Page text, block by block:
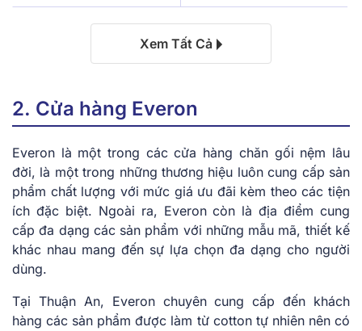
Xem Tất Cả
2. Cửa hàng Everon
Everon là một trong các cửa hàng chăn gối nệm lâu
đời, là một trong những thương hiệu luôn cung cấp sản
phẩm chất lượng với mức giá ưu đãi kèm theo các tiện
ích đặc biệt. Ngoài ra, Everon còn là địa điểm cung
cấp đa dạng các sản phẩm với những mẫu mã, thiết kế
khác nhau mang đến sự lựa chọn đa dạng cho người
dùng.
Tại Thuận An, Everon chuyên cung cấp đến khách
hàng các sản phẩm được làm từ cotton tự nhiên nên có